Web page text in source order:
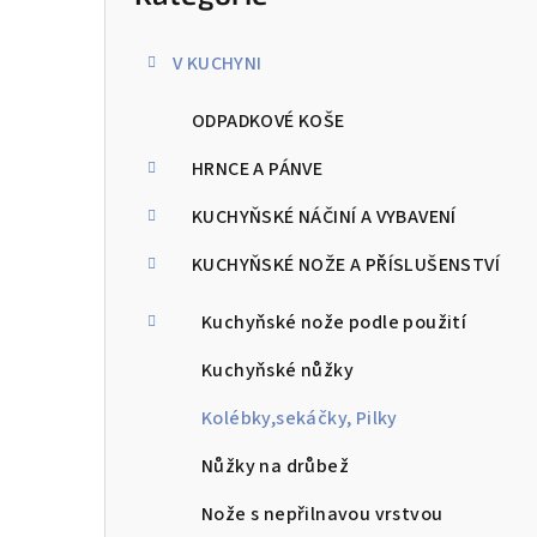
kategorie
V KUCHYNI
ODPADKOVÉ KOŠE
HRNCE A PÁNVE
KUCHYŇSKÉ NÁČINÍ A VYBAVENÍ
KUCHYŇSKÉ NOŽE A PŘÍSLUŠENSTVÍ
Kuchyňské nože podle použití
Kuchyňské nůžky
Kolébky,sekáčky, Pilky
Nůžky na drůbež
Nože s nepřilnavou vrstvou